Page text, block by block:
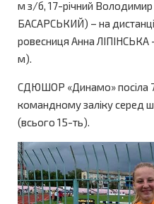
м з/б, 17-річний Володимир
БАСАРСЬКИЙ) – на
ровесниця Анна ЛІПІНСЬКА
м).
СДЮШОР «Динамо» посіла
командному заліку серед
(всього 15-ть).